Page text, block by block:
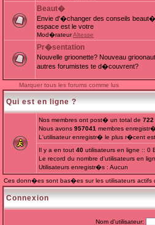
Beaut�
Envie d'�changer des conseils
espace est le votre
Mod�rateurAltesse
Pr�sentation
Nouvelle grioonette? Nouveau
autres forumistes te d�couvrent?
Marquer tous les forums comme lus
Qui est en ligne ?
Nos membres ont post� un total de 722
Nous avons 957041 membres
L'utilisateur enregistr� le plus r�cent est
Il y a en tout 40 utilisateurs en ligne ::
Le record du nombre d'utilisateurs en
Utilisateurs enregistr�s : Aucun
Ces donn�es sont bas�es sur les utilisateurs actifs
Connexion
Nom d'utilisateur: